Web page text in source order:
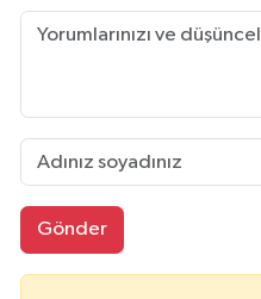
Gönder